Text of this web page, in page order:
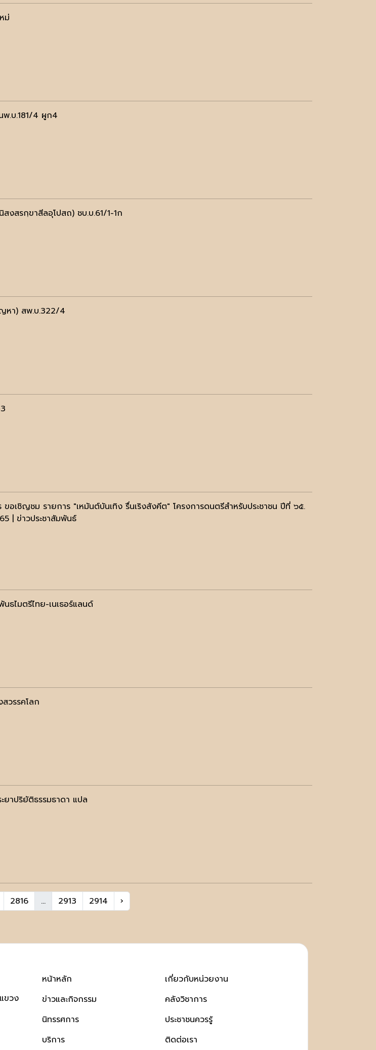
ม่
.บ.181/4 ผูก4
งสรกฺขาสีลอุโปสถ) ชบ.บ.61/1-1ก
หา) สพ.บ.322/4
อเชิญชม รายการ "เหมันต์บันเทิง รื่นเริงสังคีต" โครงการดนตรีสำหรับประชาชน ปีที่ ๖๕.
| ข่าวประชาสัมพันธ์
ธไมตรีไทย-เนเธอร์แลนด์
วรรคโลก
าปริยัติธรรมธาดา แปล
2816 ... 2913 2914 ›
ขวง
หน้าหลัก
ข่าวและกิจกรรม
นิทรรศการ
บริการ
เกี่ยวกับหน่วยงาน
คลังวิชาการ
ประชาชนควรรู้
ติดต่อเรา